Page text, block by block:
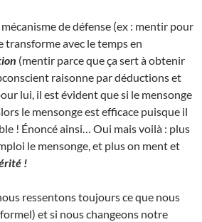
de défense (ex : mentir pour
transforme avec le temps en
(mentir parce que ça sert à obtenir
raisonne par déductions et
lui, il est évident que si le mensonge
le mensonge est efficace puisque il
! Énoncé ainsi… Oui mais voilà : plus
le mensonge, et plus on ment et
!
ressentons toujours ce que nous
et si nous changeons notre